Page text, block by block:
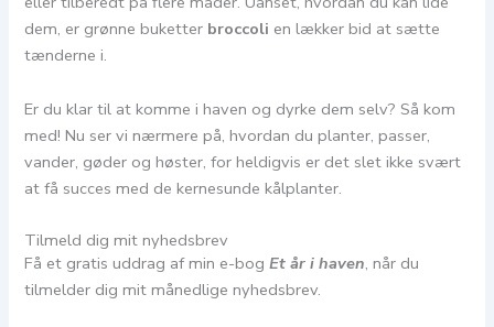
dem, er grønne buketter broccoli en lækker bid at sætte
tænderne i.
Er du klar til at komme i haven og dyrke dem selv? Så kom
med! Nu ser vi nærmere på, hvordan du planter, passer,
vander, gøder og høster, for heldigvis er det slet ikke svært
at få succes med de kernesunde kålplanter.
Tilmeld dig mit nyhedsbrev
Få et gratis uddrag af min e-bogEt år i haven, når du
tilmelder dig mit månedlige nyhedsbrev.